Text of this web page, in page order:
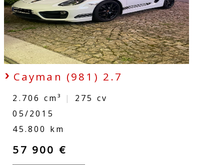
Cayman (981) 2.7
2.706 cm³ | 275 cv
05/2015
45.800 km
57 900 €